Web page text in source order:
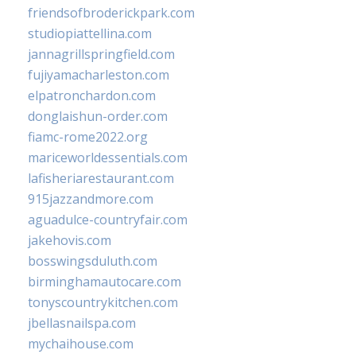
friendsofbroderickpark.com
studiopiattellina.com
jannagrillspringfield.com
fujiyamacharleston.com
elpatronchardon.com
donglaishun-order.com
fiamc-rome2022.org
mariceworldessentials.com
lafisheriarestaurant.com
915jazzandmore.com
aguadulce-countryfair.com
jakehovis.com
bosswingsduluth.com
birminghamautocare.com
tonyscountrykitchen.com
jbellasnailspa.com
mychaihouse.com